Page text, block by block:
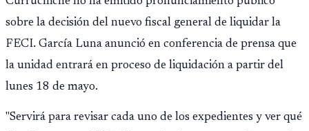
sobre la decisión del nuevo fiscal general de liquidar la
FECI. García Luna anunció en conferencia de prensa que
la unidad entrará en proceso de liquidación a partir del
lunes 18 de mayo.
"Servirá para revisar cada uno de los expedientes y ver qué